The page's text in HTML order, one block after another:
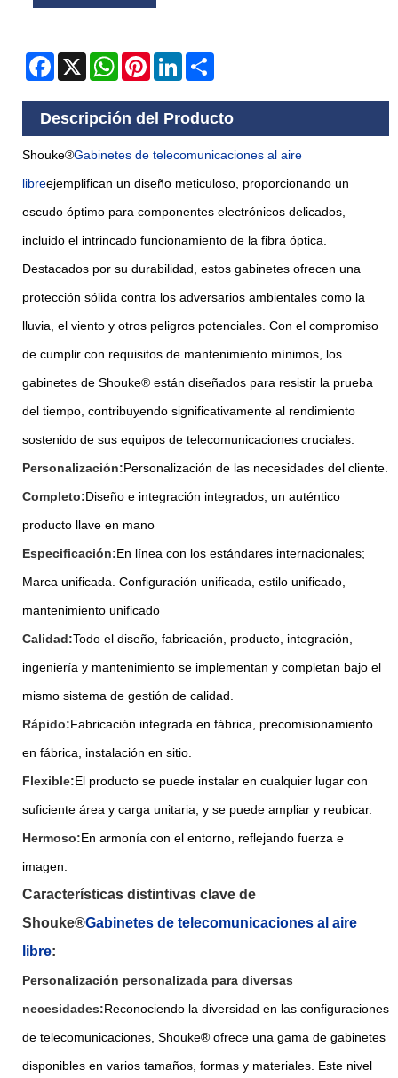
Facebook
X WhatsAppPinterestLinkedIn
Descripción del Producto
Shouke®Gabinetes de telecomunicaciones al aire
libreejemplifican un diseño meticuloso, proporcionando un
escudo óptimo para componentes electrónicos delicados,
incluido el intrincado funcionamiento de la fibra óptica.
Destacados por su durabilidad, estos gabinetes ofrecen una
protección sólida contra los adversarios ambientales como la
lluvia, el viento y otros peligros potenciales. Con el compromiso
de cumplir con requisitos de mantenimiento mínimos, los
gabinetes de Shouke® están diseñados para resistir la prueba
del tiempo, contribuyendo significativamente al rendimiento
sostenido de sus equipos de telecomunicaciones cruciales.
Personalización:Personalización de las necesidades del cliente.
Completo:Diseño e integración integrados, un auténtico
producto llave en mano
Especificación:En línea con los estándares internacionales;
Marca unificada. Configuración unificada, estilo unificado,
mantenimiento unificado
Calidad:Todo el diseño, fabricación, producto, integración,
ingeniería y mantenimiento se implementan y completan bajo el
mismo sistema de gestión de calidad.
Rápido:Fabricación integrada en fábrica, precomisionamiento
en fábrica, instalación en sitio.
Flexible:El producto se puede instalar en cualquier lugar con
suficiente área y carga unitaria, y se puede ampliar y reubicar.
Hermoso:En armonía con el entorno, reflejando fuerza e
imagen.
Características distintivas clave de
Shouke®Gabinetes de telecomunicaciones al aire
libre:
Personalización personalizada para diversas
necesidades:Reconociendo la diversidad en las configuraciones
de telecomunicaciones, Shouke® ofrece una gama de gabinetes
disponibles en varios tamaños, formas y materiales. Este nivel